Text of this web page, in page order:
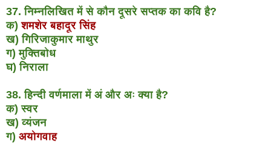
37. निम्नलिखित में से कौन दूसरे सप्तक का कवि है?
क)शमशेर बहादूर सिंह
ख) गिरिजाकुमार माथुर
ग) मुक्तिबोध
घ) निराला
38. हिन्दी वर्णमाला में अं और अः क्या है?
क) स्वर
ख) व्यंजन
ग) अयोगवाह